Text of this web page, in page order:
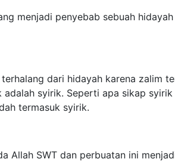
menjadi penyebab sebuah
dari hidayah karena zalim
syirik. Seperti apa sikap syirik
termasuk syirik.
Allah SWT dan perbuatan ini